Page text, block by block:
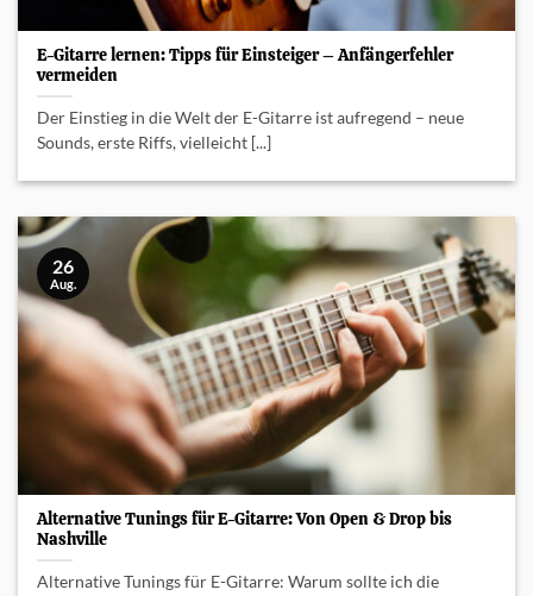
E-Gitarre lernen: Tipps für Einsteiger – Anfängerfehler
vermeiden
Der Einstieg in die Welt der E-Gitarre ist aufregend – neue
Sounds, erste Riffs, vielleicht [...]
Alternative Tunings für E-Gitarre: Von Open & Drop bis
Nashville
Alternative Tunings für E-Gitarre: Warum sollte ich die
26
Aug.